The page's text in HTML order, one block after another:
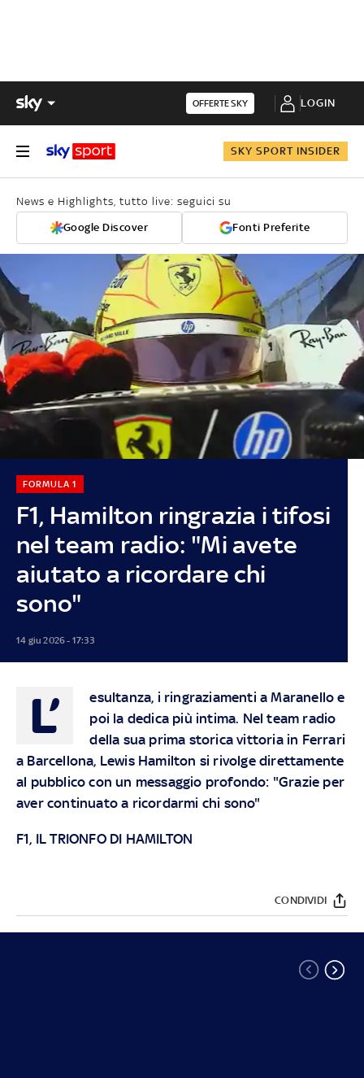
OFFERTE SKY LOGIN
SKY SPORT INSIDER
News e Highlights, tutto live: seguici su
Google Discover Fonti Preferite
F1, Hamilton ringrazia i tifosi
nel team radio: "Mi avete
aiutato a ricordare chi
sono"
FORMULA 1
14 giu 2026 - 17:33
L’
esultanza, i ringraziamenti a Maranello e
poi la dedica più intima. Nel team radio
della sua prima storica vittoria in Ferrari
a Barcellona, Lewis Hamilton si rivolge direttamente
al pubblico con un messaggio profondo: "Grazie per
aver continuato a ricordarmi chi sono"
F1, IL TRIONFO DI HAMILTON
CONDIVIDI